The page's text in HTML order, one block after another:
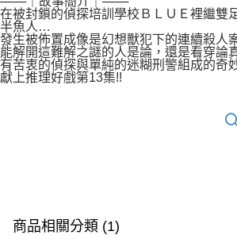
在被封鎖的偵探培訓學校ＢＬＵＥ裡繼雙
半魚人…
發生被佈置成像是幻想獸犯下的連續殺人
能解開這難解之謎的人是論，還是看穿論
有苦衷的偵探與單純的迷糊刑警組成的奇
獻上推理好戲第13集!!
商品相關分類 (1)